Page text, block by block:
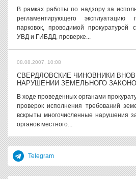
В рамках работы по надзору за
регламентирующего эксплуатацию
парковок, проводимой прокуратурой
УВД и ГИБДД, проверке...
08.08.2007, 10:08
СВЕРДЛОВСКИЕ ЧИНОВНИКИ
НАРУШЕНИИ ЗЕМЕЛЬНОГО
В ходе проведенных органами
проверок исполнения требований
вскрыты многочисленные нарушения
органов местного...
Telegram